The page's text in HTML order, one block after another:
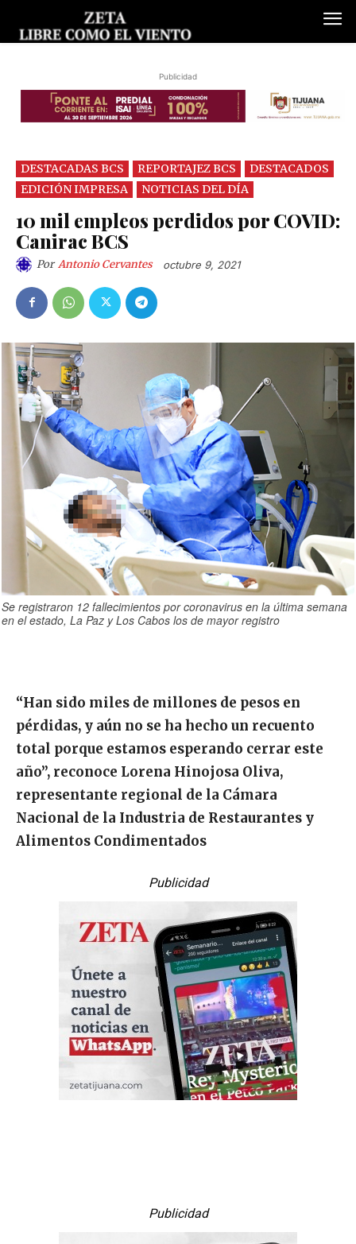
Publicidad
DESTACADAS BCS REPORTAJEZ BCS
DESTACADOS
EDICIÓN IMPRESA
NOTICIAS DEL DÍA
10 mil empleos perdidos por COVID:
Canirac BCS
Por Antonio Cervantes octubre 9, 2021
Se registraron 12 fallecimientos por coronavirus en la última semana
en el estado, La Paz y Los Cabos los de mayor registro
“Han sido miles de millones de pesos en
pérdidas, y aún no se ha hecho un recuento
total porque estamos esperando cerrar este
año”, reconoce Lorena Hinojosa Oliva,
representante regional de la Cámara
Nacional de la Industria de Restaurantes y
Alimentos Condimentados
Publicidad
Publicidad